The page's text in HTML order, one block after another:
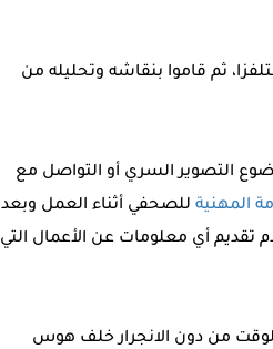
ثم قاموا بنقاشه وتحليله من
التصوير السري أو التواصل مع
المهنية للصحفي أثناء العمل وبعد
أي معلومات عن الأعمال التي
من دون الانجرار خلف هوس